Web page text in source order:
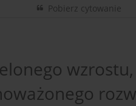
Pobierz cytowanie